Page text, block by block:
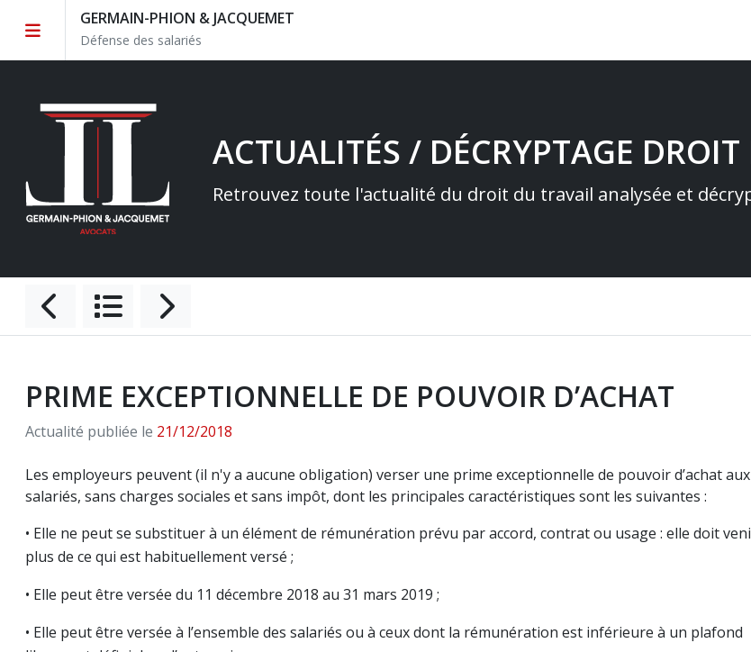
GERMAIN-PHION & JACQUEMET
Défense des salariés
ACTUALITÉS / DÉCRYPTAGE
Retrouvez toute l'actualité du droit du travail analysée et
PRIME EXCEPTIONNELLE DE POUVOIR D’ACHAT
Actualité publiée le 21/12/2018
Les employeurs peuvent (il n'y a aucune obligation) verser une prime exceptionnelle de pouvoir d’achat aux
salariés, sans charges sociales et sans impôt, dont les principales caractéristiques sont les suivantes :
• Elle ne peut se substituer à un élément de rémunération prévu par accord, contrat ou usage : elle doit
plus de ce qui est habituellement versé ;
• Elle peut être versée du 11 décembre 2018 au 31 mars 2019 ;
• Elle peut être versée à l’ensemble des salariés ou à ceux dont la rémunération est inférieure à un plafond